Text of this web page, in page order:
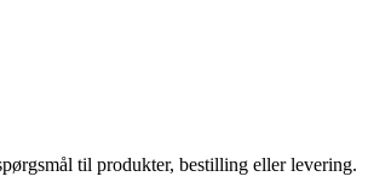
til produkter, bestilling eller levering.